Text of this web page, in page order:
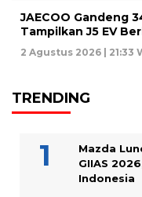
JAECOO Gandeng
Tampilkan J5 EV
2 Agustus 2026 | 21:33
TRENDING
Mazda
GIIAS
Indonesia